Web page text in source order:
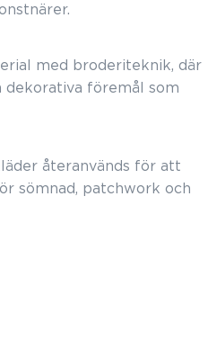
med broderiteknik, där
dekorativa föremål som
återanvänds för att
sömnad, patchwork och